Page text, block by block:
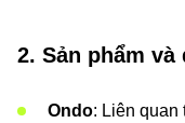
2. Sản phẩm và
Ondo: Liên quan